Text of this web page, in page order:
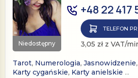
Niedostępny
+48 22 417
TELEFON
3,05 zł z VAT/
Tarot, Numerologia, Jasnowidzenie,
Karty cygańskie, Karty anielskie …